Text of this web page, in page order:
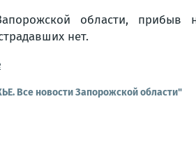
области, прибыв
нет.
Все новости Запорожской области"